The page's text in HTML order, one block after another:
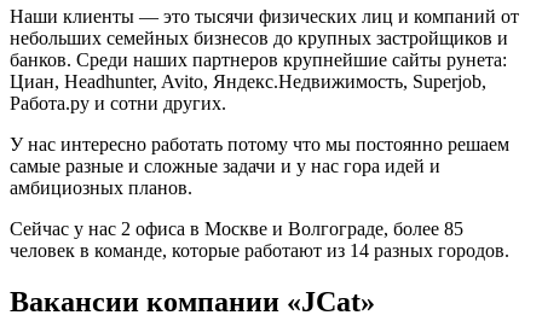
Наши клиенты — это тысячи физических лиц и компаний от
небольших семейных бизнесов до крупных застройщиков и
банков. Среди наших партнеров крупнейшие сайты рунета:
Циан, Headhunter, Avito, Яндекс.Недвижимость, Superjob,
Работа.ру и сотни других.
У нас интересно работать потому что мы постоянно решаем
самые разные и сложные задачи и у нас гора идей и
амбициозных планов.
Сейчас у нас 2 офиса в Москве и Волгограде, более 85
человек в команде, которые работают из 14 разных городов.
Вакансии компании «JCat»